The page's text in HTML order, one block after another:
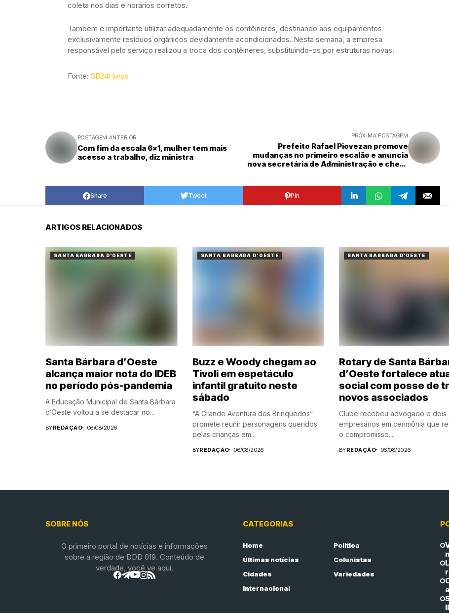
coleta nos dias e horários corretos.
Também é importante utilizar adequadamente os contêineres, destinando aos equipamentos
exclusivamente resíduos orgânicos devidamente acondicionados. Nesta semana, a empresa
responsável pelo serviço realizou a troca dos contêineres, substituindo-os por estruturas novas.
Fonte: SB24Horas
POSTAGEM ANTERIOR
Com fim da escala 6x1, mulher tem mais
acesso a trabalho, diz ministra
PRÓXIMA POSTAGEM
Prefeito Rafael Piovezan promove
mudanças no primeiro escalão e anuncia
nova secretária de Administração e chefe
Share Tweet Pin
ARTIGOS RELACIONADOS
SANTA BARBARA D'OESTE
Santa Bárbara d’Oeste
alcança maior nota do IDEB
no período pós-pandemia
A Educação Municipal de Santa Bárbara
d’Oeste voltou a se destacar no...
BYREDAÇÃO 06/08/2026
SANTA BARBARA D'OESTE
Buzz e Woody chegam ao
Tivoli em espetáculo
infantil gratuito neste
sábado
“A Grande Aventura dos Brinquedos”
promete reunir personagens queridos
pelas crianças em...
BYREDAÇÃO 06/08/2026
SANTA BARBARA D'OESTE
Rotary de Santa
d’Oeste fortalece
social com posse de
novos associados
Clube recebeu advogado e dois
empresários em cerimônia que
o compromisso...
BYREDAÇÃO 06/08/2026
SOBRE NÓS
O primeiro portal de notícias e informações
sobre a região de DDD 019. Conteúdo de
verdade, você ve aqui.
CATEGORIAS
Home
Política
Últimas notícias
Colunistas
Cidades
Variedades
Internacional